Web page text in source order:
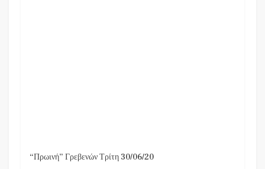
“Πρωινή” Γρεβενών Τρίτη 30/06/20